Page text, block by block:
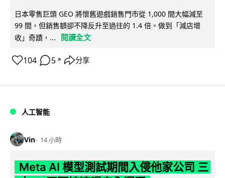
日本零售巨頭 GEO 將懷舊遊戲銷售門市從 1,000 間大幅減至
99 間，但銷售額卻不降反升至過往的 1.4 倍。做到「減店增
收」奇蹟，...
閱讀全文
104 5 ↗ 分享
人工智能
Vin 14 小時
Meta AI 模型測試期間入侵他家公司 三